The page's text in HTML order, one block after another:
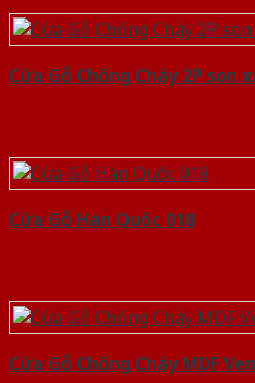
Cửa Gỗ Chống Cháy 2P son
Cửa Gỗ Hàn Quốc 018
Cửa Gỗ Chống Cháy MDF